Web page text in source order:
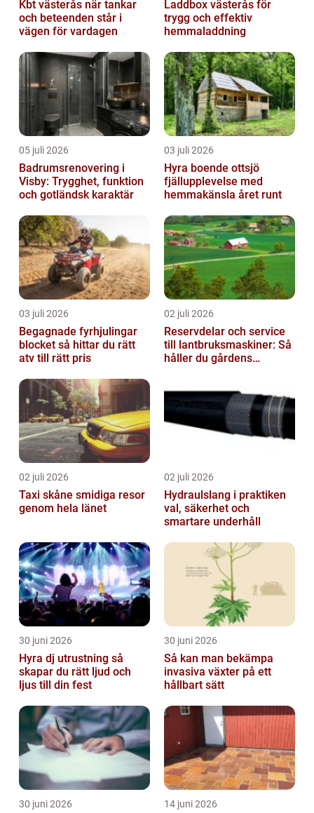
Kbt västerås när tankar
och beteenden står i
vägen för vardagen
Laddbox västerås för
trygg och effektiv
hemmaladdning
05 juli 2026
Badrumsrenovering i
Visby: Trygghet, funktion
och gotländsk karaktär
03 juli 2026
Hyra boende ottsjö
fjällupplevelse med
hemmakänsla året runt
03 juli 2026
Begagnade fyrhjulingar
blocket så hittar du rätt
atv till rätt pris
02 juli 2026
Reservdelar och service
till lantbruksmaskiner: Så
håller du gårdens
02 juli 2026
Taxi skåne smidiga resor
genom hela länet
02 juli 2026
Hydraulslang i praktiken
val, säkerhet och
smartare underhåll
30 juni 2026
Hyra dj utrustning så
skapar du rätt ljud och
ljus till din fest
30 juni 2026
Så kan man bekämpa
invasiva växter på ett
hållbart sätt
30 juni 2026 14 juni 2026